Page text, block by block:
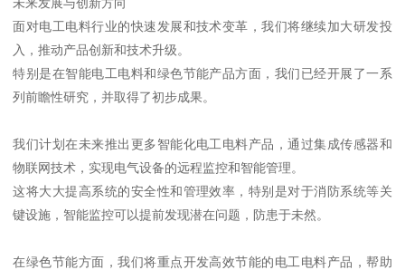
面对电工电料行业的快速发展和技术变革，我们将继续加大研发投
入，推动产品创新和技术升级。
特别是在智能电工电料和绿色节能产品方面，我们已经开展了一系
列前瞻性研究，并取得了初步成果。
我们计划在未来推出更多智能化电工电料产品，通过集成传感器和
物联网技术，实现电气设备的远程监控和智能管理。
这将大大提高系统的安全性和管理效率，特别是对于消防系统等关
键设施，智能监控可以提前发现潜在问题，防患于未然。
在绿色节能方面，我们将重点开发高效节能的电工电料产品，帮助